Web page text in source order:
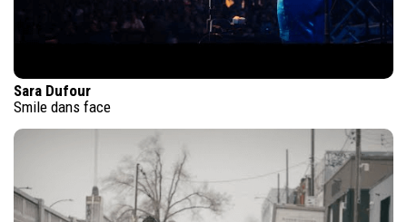
Sara Dufour
Smile dans face